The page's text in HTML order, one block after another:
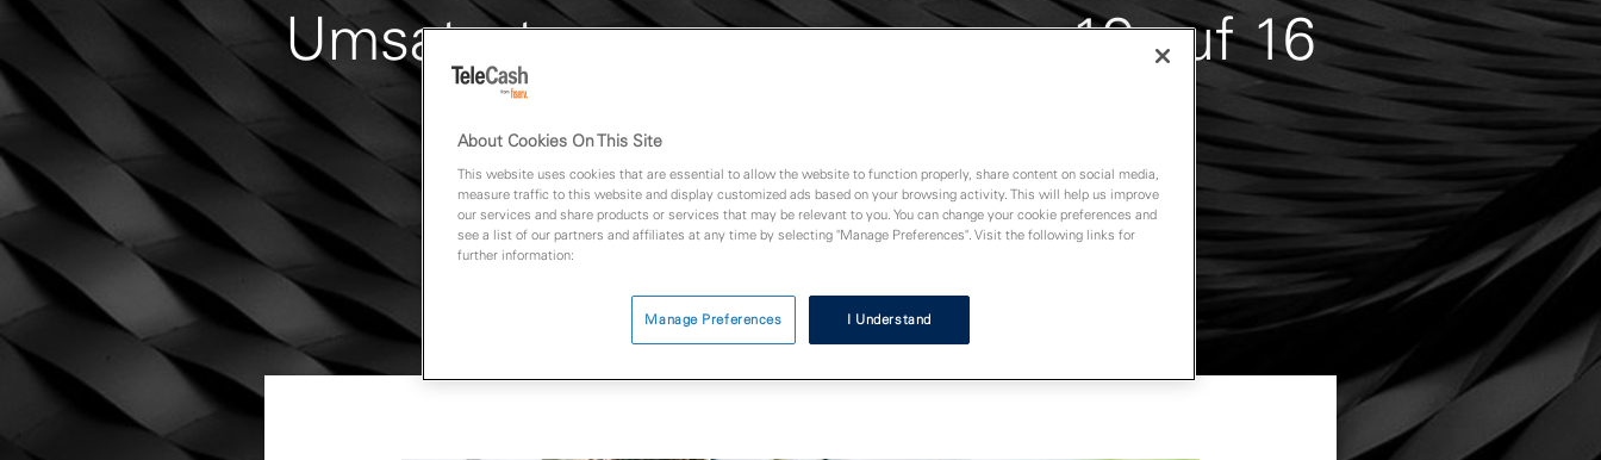
Umsatzsteueranpassung von 19 auf 16
15.06.2020
About Cookies On This Site
This website uses cookies that are essential to allow the website to function properly, share content on social media,
measure traffic to this website and display customized ads based on your browsing activity. This will help us improve
our services and share products or services that may be relevant to you. You can change your cookie preferences and
see a list of our partners and affiliates at any time by selecting "Manage Preferences". Visit the following links for
further information:
Manage Preferences I Understand